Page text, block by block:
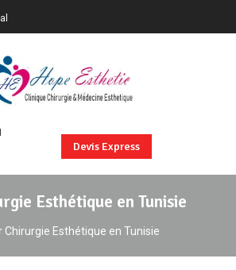
Devis Express
Esthétique en Tunisie
Chirurgie Esthétique en Tunisie